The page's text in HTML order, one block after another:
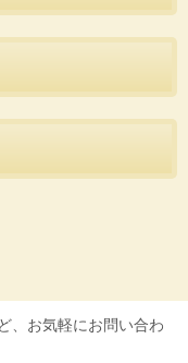
、お気軽にお問い合わ